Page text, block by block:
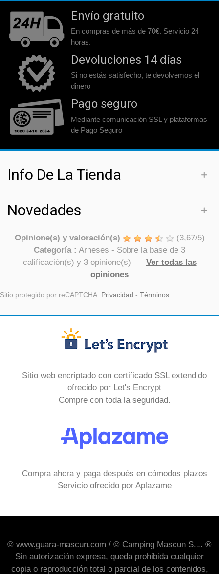
Envío gratuito
En compras de más de 70€. Servicio 24
horas.
Devoluciones 14 días
Si no estás satisfecho, te devolvemos el
dinero
Pago seguro
Mediante comunicación SSL y plataformas
de Pago Seguro
Info De La Tienda
Novedades
Opinione(s) y valoración(s) (3,67/5)
Categoría : Arneses - Sobre la base de 3
calificación(s) y 3opinione(s) - Ver todas las
opiniones
Sitio protegido por reCAPTCHA. Privacidad - Términos
Sitio web encriptado con certificado SSL extendido
ofrecido por Let's Encrypt
Compre con toda la seguridad.
Compra ahora y paga después en cómodos plazos
Servicio ofrecido por Aplazame
© www.guara-mascun.com / © Camping Mascun S.L. ®
Sin autorización expresa, queda prohibida cualquier
copia o reproducción total o parcial de los contenidos,